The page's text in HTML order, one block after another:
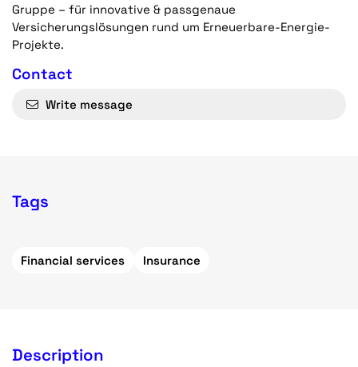
Gruppe – für innovative & passgenaue
Versicherungslösungen rund um Erneuerbare-Energie-
Projekte.
Contact
Write message
Tags
Financial services Insurance
Description